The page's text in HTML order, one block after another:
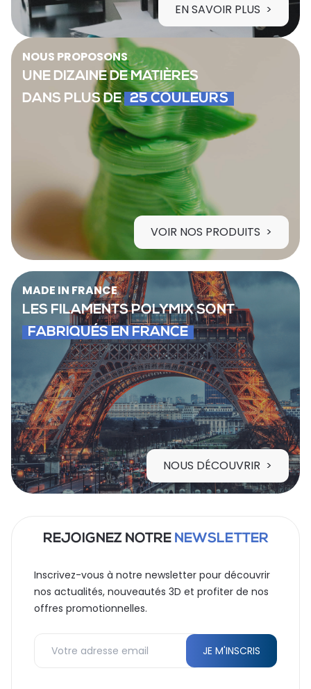
EN SAVOIR PLUS
NOUS PROPOSONS
UNE DIZAINE DE MATIÈRES
DANS PLUS DE 25 COULEURS
VOIR NOS PRODUITS
MADE IN FRANCE
LES FILAMENTS POLYMIX SONT
FABRIQUÉS EN FRANCE
NOUS DÉCOUVRIR
REJOIGNEZ NOTRE NEWSLETTER
Inscrivez-vous à notre newsletter pour découvrir
nos actualités, nouveautés 3D et profiter de nos
offres promotionnelles.